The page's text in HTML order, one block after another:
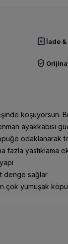
assignment_return İade
verified_user
koşuyorsun.
ayakkabısı
odaklanarak
fazla yastıklama
denge sağlar
çok yumuşak